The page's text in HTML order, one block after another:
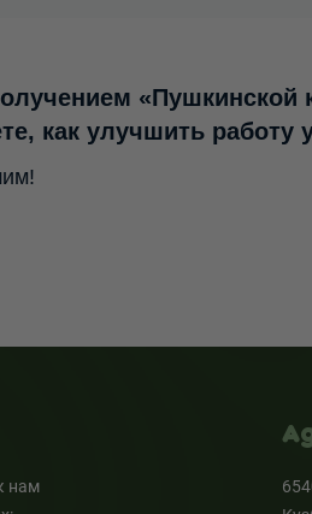
«Пушкинской
как улучшить работу
нам